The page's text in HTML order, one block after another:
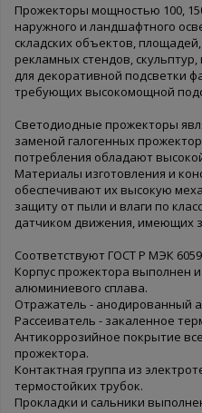
Прожекторы мощностью 100,
наружного и ландшафтного
складских объектов,
рекламных стендов,
для декоративной подсветки
требующих высокомощной
Светодиодные прожекторы
заменой галогенных
потребления обладают
Материалы изготовления и
обеспечивают их высокую
защиту от пыли и влаги по
датчиком движения, имеющих
Соответствуют ГОСТ Р МЭК
Корпус прожектора выполнен
алюминиевого сплава.
Отражатель - анодированный
Рассеиватель - закаленное
Антикоррозийное покрытие
прожектора.
Контактная группа из
термостойких трубок.
Прокладки и сальники